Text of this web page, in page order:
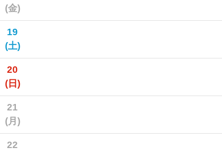
(金)
19
(土)
20
(日)
21
(月)
22